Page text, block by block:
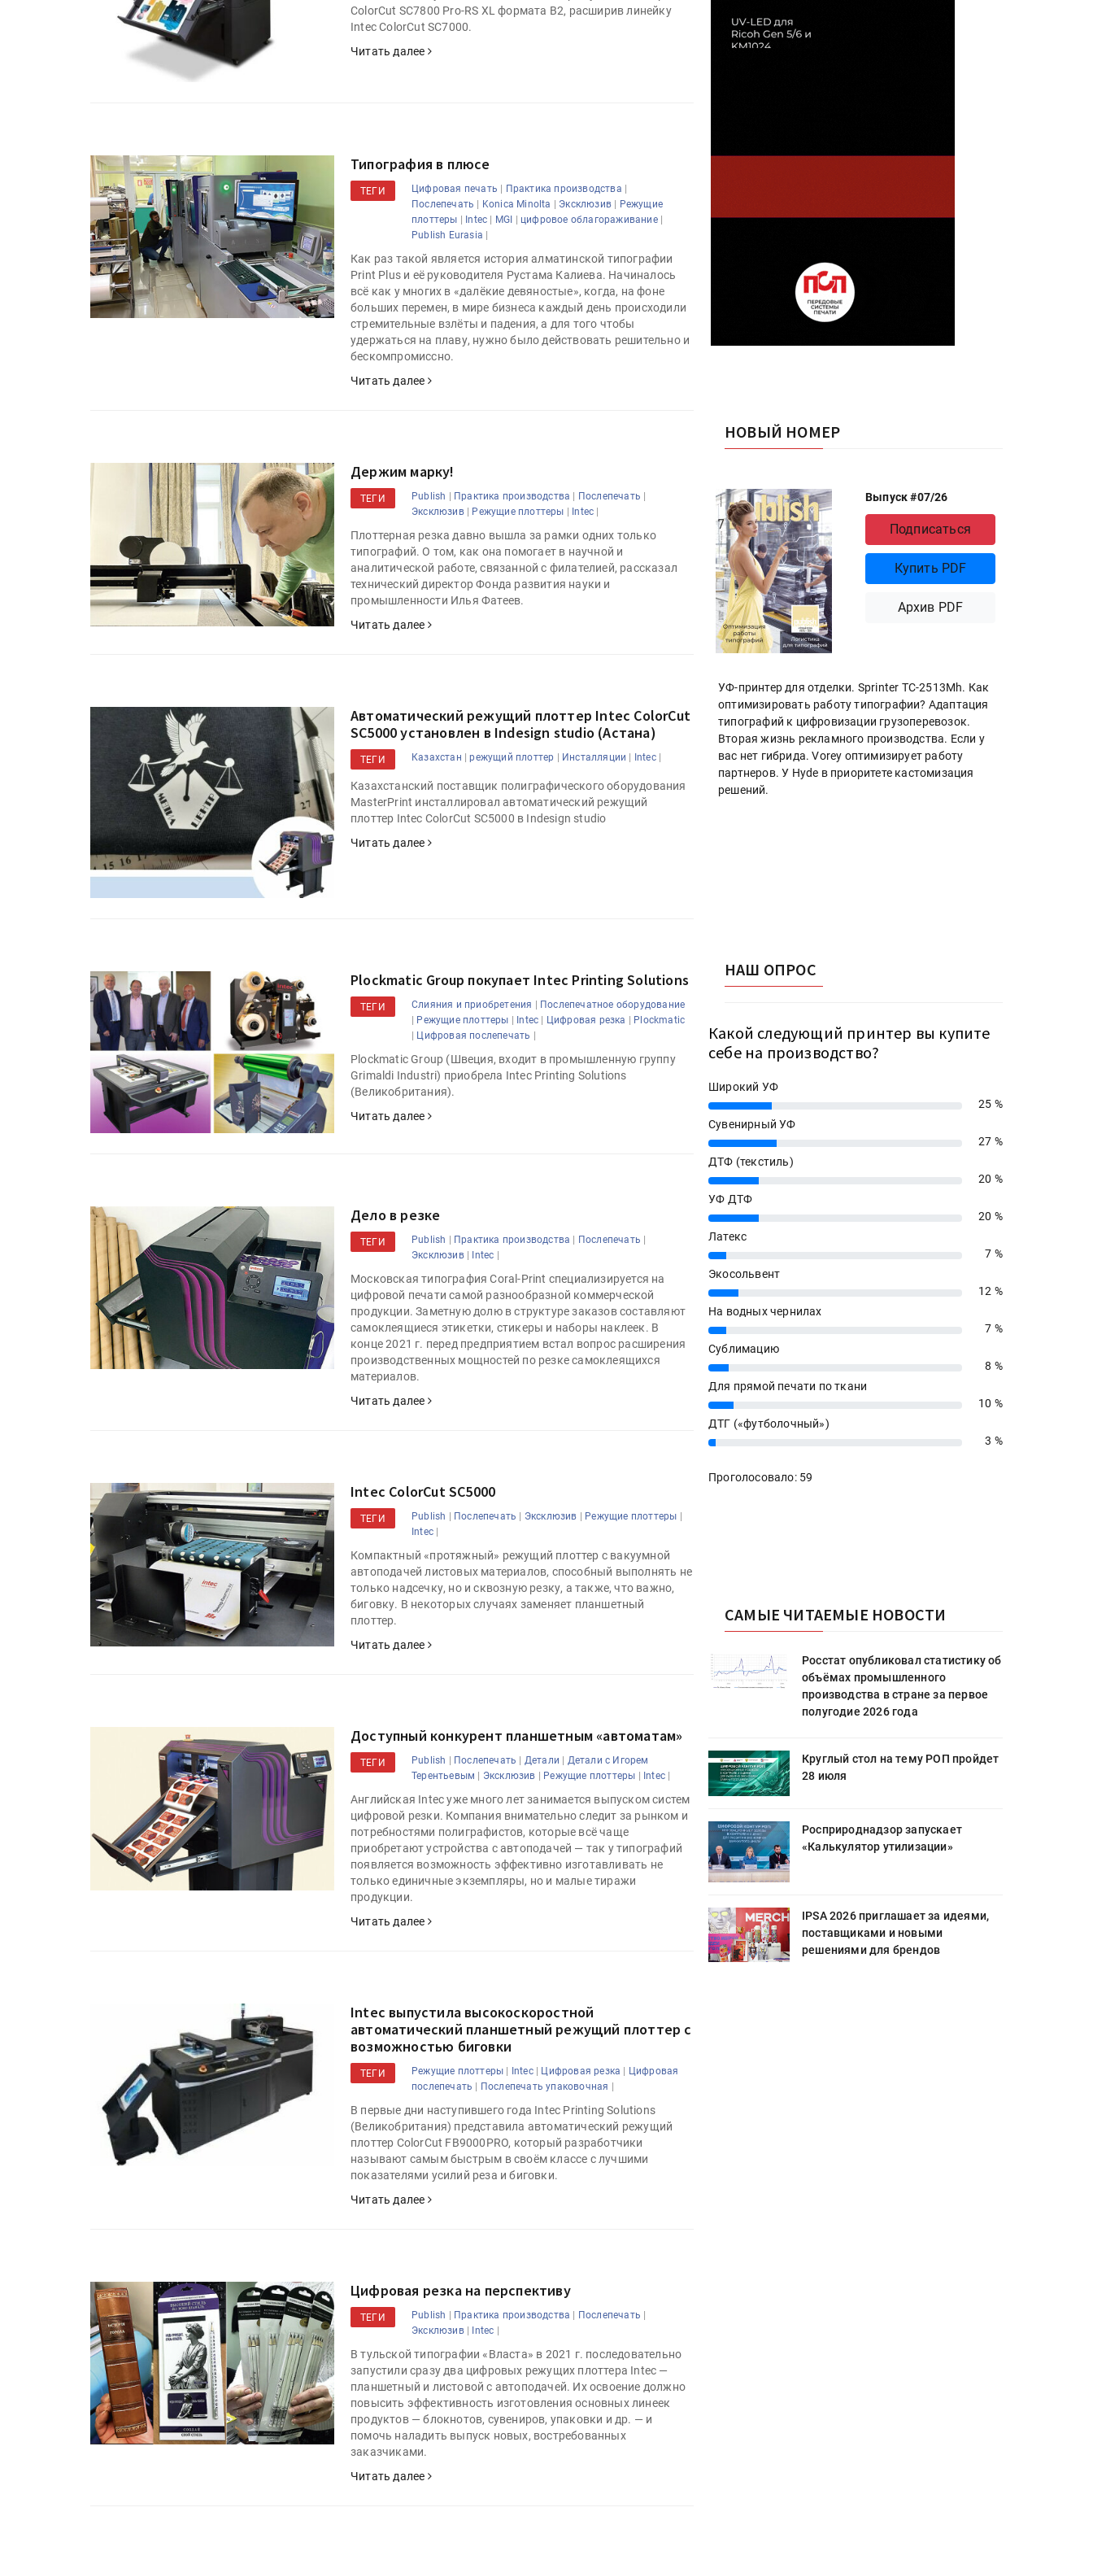
ColorCut SC7800 Pro-RS XL формата B2, расширив линейку
Intec ColorCut SC7000.
Читать далее
Типография в плюсе
ТЕГИ Цифровая печать | Практика производства |
Послепечать | Konica Minolta | Эксклюзив | Режущие
плоттеры | Intec | MGI | цифровое облагораживание|
Publish Eurasia |
Как раз такой является история алматинской типографии
Print Plus и её руководителя Рустама Калиева. Начиналось
всё как у многих в «далёкие девяностые», когда, на фоне
больших перемен, в мире бизнеса каждый день происходили
стремительные взлёты и падения, а для того чтобы
удержаться на плаву, нужно было действовать решительно и
бескомпромиссно.
Читать далее
Держим марку!
ТЕГИ Publish | Практика производства | Послепечать |
Эксклюзив| Режущие плоттеры | Intec |
Плоттерная резка давно вышла за рамки одних только
типографий. О том, как она помогает в научной и
аналитической работе, связанной с филателией, рассказал
технический директор Фонда развития науки и
промышленности Илья Фатеев.
Читать далее
Автоматический режущий плоттер Intec ColorCut
SC5000 установлен в Indesign studio (Астана)
ТЕГИ Казахстан |режущий плоттер | Инсталляции | Intec|
Казахстанский поставщик полиграфического оборудования
MasterPrint инсталлировал автоматический режущий
плоттер Intec ColorCut SC5000 в Indesign studio
Читать далее
Plockmatic Group покупает Intec Printing Solutions
ТЕГИ Слияния и приобретения | Послепечатное оборудование
| Режущие плоттеры | Intec | Цифровая резка | Plockmatic
| Цифровая послепечать |
Plockmatic Group (Швеция, входит в промышленную группу
Grimaldi Industri) приобрела Intec Printing Solutions
(Великобритания).
Читать далее
Дело в резке
ТЕГИ Publish | Практика производства | Послепечать |
Эксклюзив| Intec |
Московская типография Coral-Print специализируется на
цифровой печати самой разнообразной коммерческой
продукции. Заметную долю в структуре заказов составляют
самоклеящиеся этикетки, стикеры и наборы наклеек. В
конце 2021 г. перед предприятием встал вопрос расширения
производственных мощностей по резке самоклеящихся
материалов.
Читать далее
Intec ColorCut SC5000
ТЕГИ Publish | Послепечать | Эксклюзив | Режущие плоттеры |
Intec |
Компактный «протяжный» режущий плоттер с вакуумной
автоподачей листовых материалов, способный выполнять не
только надсечку, но и сквозную резку, а также, что важно,
биговку. В некоторых случаях заменяет планшетный
плоттер.
Читать далее
Доступный конкурент планшетным «автоматам»
ТЕГИ Publish | Послепечать | Детали | Детали с Игорем
Терентьевым | Эксклюзив | Режущие плоттеры | Intec |
Английская Intec уже много лет занимается выпуском систем
цифровой резки. Компания внимательно следит за рынком и
потребностями полиграфистов, которые всё чаще
приобретают устройства с автоподачей — так у типографий
появляется возможность эффективно изготавливать не
только единичные экземпляры, но и малые тиражи
продукции.
Читать далее
Intec выпустила высокоскоростной
автоматический планшетный режущий плоттер с
возможностью биговки
ТЕГИ Режущие плоттеры | Intec| Цифровая резка | Цифровая
послепечать | Послепечать упаковочная |
В первые дни наступившего года Intec Printing Solutions
(Великобритания) представила автоматический режущий
плоттер ColorCut FB9000PRO, который разработчики
называют самым быстрым в своём классе с лучшими
показателями усилий реза и биговки.
Читать далее
Цифровая резка на перспективу
ТЕГИ Publish | Практика производства | Послепечать |
Эксклюзив| Intec |
В тульской типографии «Власта» в 2021 г. последовательно
запустили сразу два цифровых режущих плоттера Intec —
планшетный и листовой с автоподачей. Их освоение должно
повысить эффективность изготовления основных линеек
продуктов — блокнотов, сувениров, упаковки и др. — и
помочь наладить выпуск новых, востребованных
заказчиками.
Читать далее
НОВЫЙ НОМЕР
Выпуск #07/26
Подписаться
Купить PDF
Архив PDF
УФ-принтер для отделки. Sprinter ТС-2513Mh. Как
оптимизировать работу типографии? Адаптация
типографий к цифровизации грузоперевозок.
Вторая жизнь рекламного производства. Если у
вас нет гибрида. Vorey оптимизирует работу
партнеров. У Hyde в приоритете кастомизация
решений.
НАШ ОПРОС
Какой следующий принтер вы купите
себе на производство?
Широкий УФ
25%
25 %
Сувенирный УФ
27%
27 %
ДТФ (текстиль)
20%
20 %
УФ ДТФ
20%
20 %
Латекс
7%
7 %
Экосольвент
12%
12 %
На водных чернилах
7%
7 %
Сублимацию
8%
8 %
Для прямой печати по ткани
10%
10 %
ДТГ («футболочный»)
3% 3 %
Проголосовало: 59
САМЫЕ ЧИТАЕМЫЕ НОВОСТИ
Круглый стол на тему РОП пройдет
28 июля
Росприроднадзор запускает
«Калькулятор утилизации»
IPSA 2026 приглашает за идеями,
Круглый стол на тему РОП пройдет
28 июля
Росприроднадзор запускает
«Калькулятор утилизации»
Росстат опубликовал статистику об
объёмах промышленного
производства в стране за первое
полугодие 2026 года
Круглый стол на тему РОП пройдет
28 июля
Росприроднадзор запускает
«Калькулятор утилизации»
IPSA 2026 приглашает за идеями,
поставщиками и новыми
решениями для брендов